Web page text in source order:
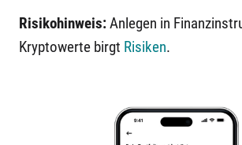
Risikohinweis:Anlegen in
Kryptowerte birgt Risiken.